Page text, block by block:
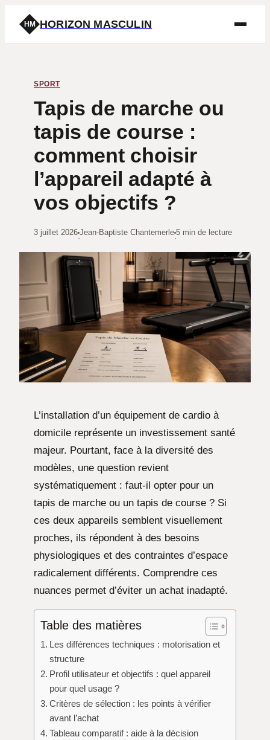
HM HORIZON MASCULIN
SPORT
Tapis de marche ou
tapis de course :
comment choisir
l’appareil adapté à
vos objectifs ?
3 juillet 2026
·
Jean-Baptiste Chantemerle
·
5 min de lecture
L’installation d’un équipement de cardio à
domicile représente un investissement santé
majeur. Pourtant, face à la diversité des
modèles, une question revient
systématiquement : faut-il opter pour un
tapis de marche ou un tapis de course ? Si
ces deux appareils semblent visuellement
proches, ils répondent à des besoins
physiologiques et des contraintes d’espace
radicalement différents. Comprendre ces
nuances permet d’éviter un achat inadapté.
Table des matières
Les différences techniques : motorisation et
structure
Profil utilisateur et objectifs : quel appareil
pour quel usage ?
Critères de sélection : les points à vérifier
avant l’achat
Tableau comparatif : aide à la décision